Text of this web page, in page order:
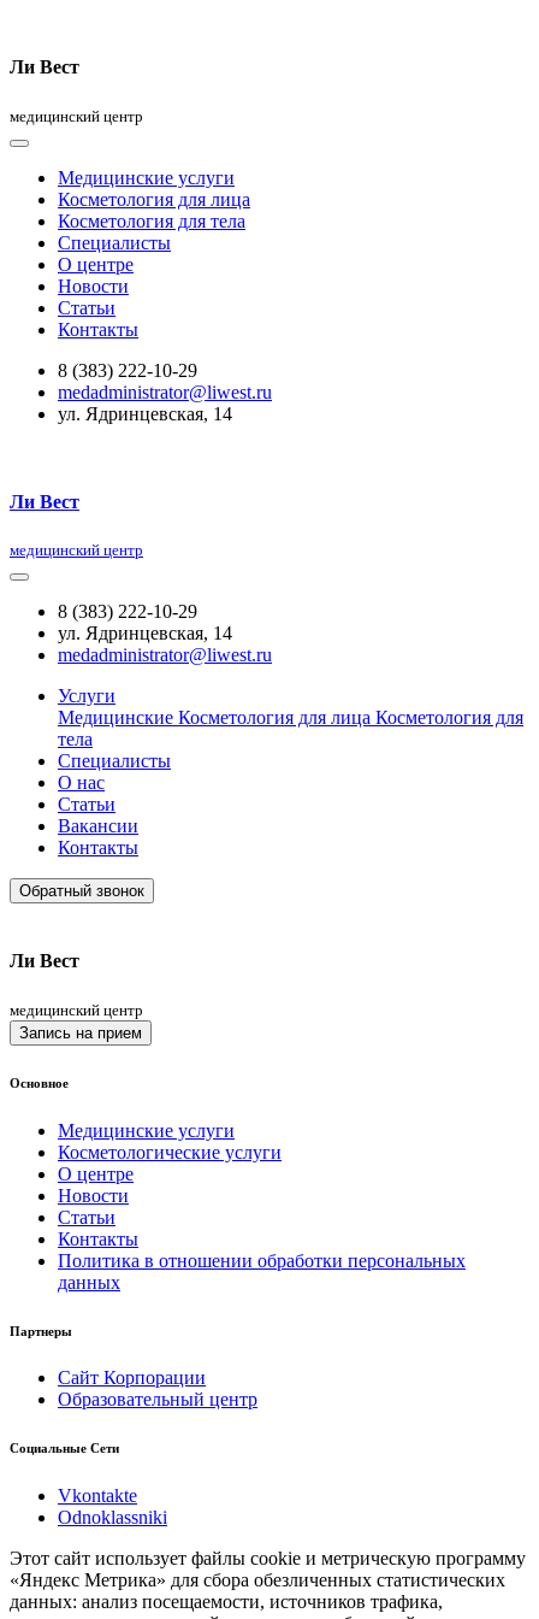
Ли Вест
медицинский центр
Медицинские услуги
Косметология для лица
Косметология для тела
Специалисты
О центре
Новости
Статьи
Контакты
8 (383) 222-10-29
medadministrator@liwest.ru
ул. Ядринцевская, 14
Ли Вест
медицинский центр
8 (383) 222-10-29
ул. Ядринцевская, 14
medadministrator@liwest.ru
Услуги
Медицинские Косметология для лица Косметология для
тела
Специалисты
О нас
Статьи
Вакансии
Контакты
Обратный звонок
Ли Вест
медицинский центр
Запись на прием
Основное
Медицинские услуги
Косметологические услуги
О центре
Новости
Статьи
Контакты
Политика в отношении обработки персональных
данных
Партнеры
Сайт Корпорации
Образовательный центр
Социальные Сети
Vkontakte
Odnoklassniki
Этот сайт использует файлы cookie и метрическую программу
«Яндекс Метрика» для сбора обезличенных статистических
данных: анализ посещаемости, источников трафика,